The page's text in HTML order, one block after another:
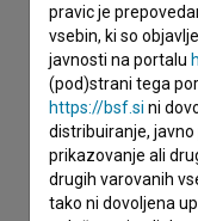
Sprejemam
zbiranje,
pravic je
vsebin, ki so
javnosti na portalu
(pod)strani tega
https://bsf.si ni
distribuiranje,
prikazovanje ali
drugih varovanih
tako ni dovoljena